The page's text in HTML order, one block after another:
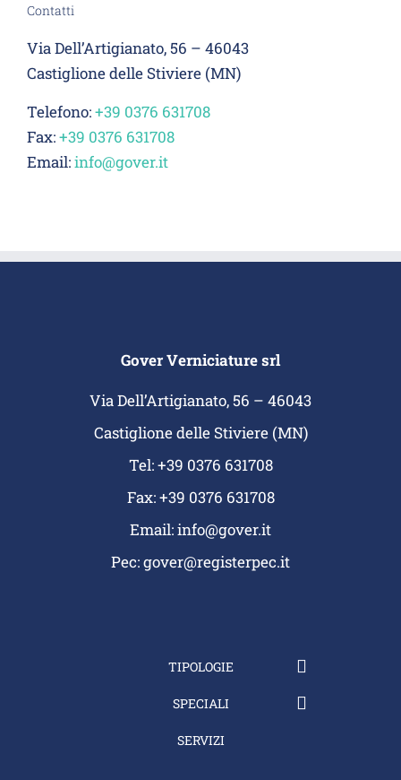
Contatti
Via Dell’Artigianato, 56 – 46043
Castiglione delle Stiviere (MN)
Telefono:+39 0376 631708
Fax:+39 0376 631708
Email:info@gover.it
Gover Verniciature srl
Via Dell’Artigianato, 56 – 46043
Castiglione delle Stiviere (MN)
Tel: +39 0376 631708
Fax: +39 0376 631708
Email:info@gover.it
Pec:gover@registerpec.it
TIPOLOGIE
SPECIALI
SERVIZI